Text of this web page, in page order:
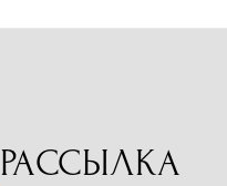
РАССЫЛКА